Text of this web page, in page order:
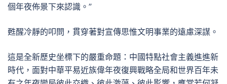
個年夜佈景下來認識。”
甦醒冷靜的叩問，貫穿著對宣傳思惟文明事業的遠慮深謀。
這是全新歷史坐標下的嚴重命題：中國特點社會主義進進新
時代，面對中華平易近族偉年夜復興戰略全局和世界百年未